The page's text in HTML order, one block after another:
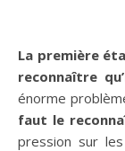
La première
reconnaître
énorme
faut le
pression sur